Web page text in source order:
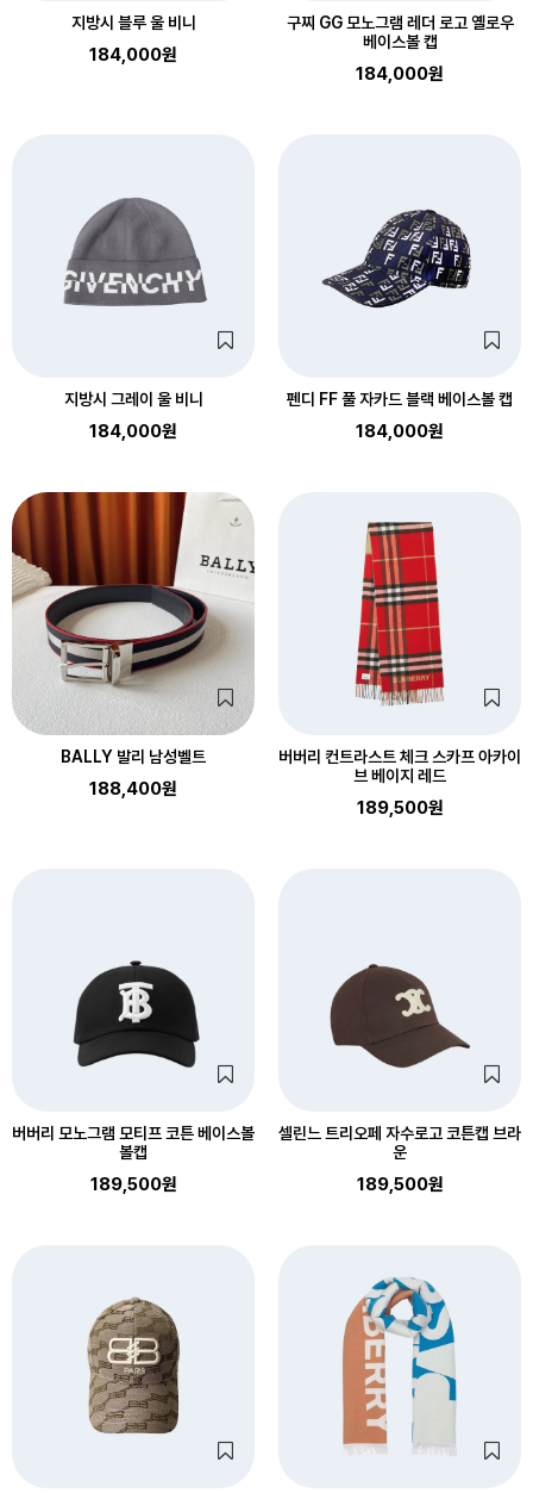
지방시 블루 울 비니
184,000원
구찌 GG 모노그램 레더 로고 옐로우
베이스볼 캡
184,000원
지방시 그레이 울 비니
184,000원
펜디 FF 풀 자카드 블랙 베이스볼 캡
184,000원
BALLY 발리 남성벨트
188,400원
버버리 컨트라스트 체크 스카프 아카이
브 베이지 레드
189,500원
버버리 모노그램 모티프 코튼 베이스볼
볼캡
189,500원
셀린느 트리오페 자수로고 코튼캡 브라
운
189,500원